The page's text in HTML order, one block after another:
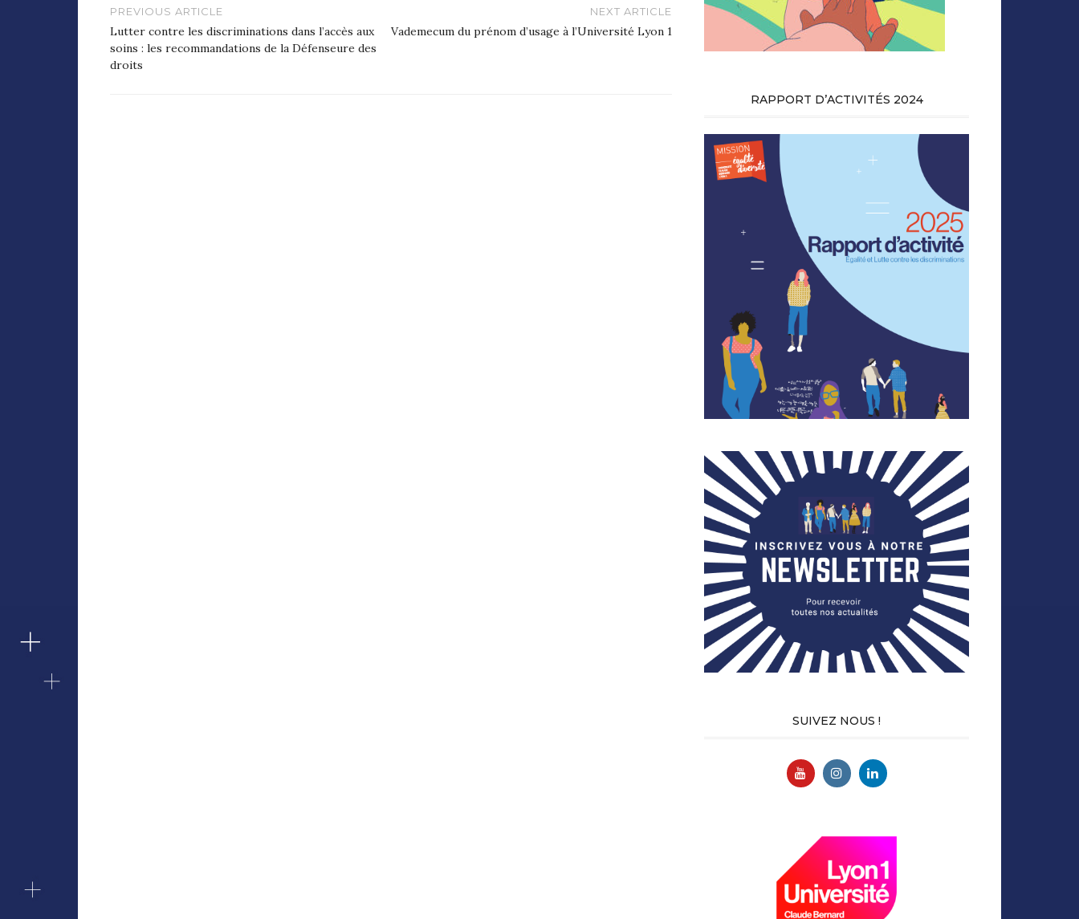
Navigation
de
l’article
PREVIOUS ARTICLE
Lutter contre les discriminations dans l’accès aux
soins : les recommandations de la Défenseure des
droits
NEXT ARTICLE
Vademecum du prénom d’usage à l’Université Lyon 1
RAPPORT D’ACTIVITÉS 2024
SUIVEZ NOUS !